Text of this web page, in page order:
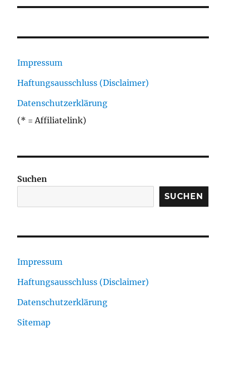
Impressum
Haftungsausschluss (Disclaimer)
Datenschutzerklärung
(* = Affiliatelink)
Suchen
SUCHEN
Impressum
Haftungsausschluss (Disclaimer)
Datenschutzerklärung
Sitemap